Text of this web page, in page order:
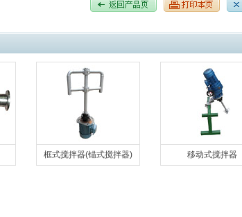
框式搅拌器(锚式搅拌器) 移动式搅拌器